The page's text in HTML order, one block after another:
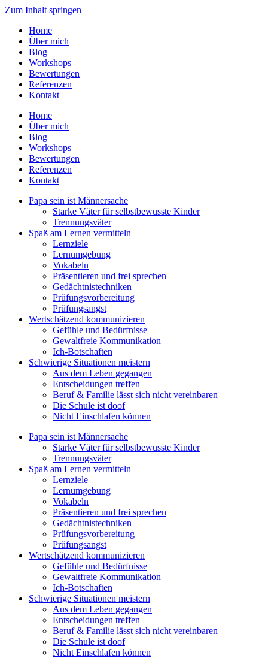
Zum Inhalt springen
Home
Über mich
Blog
Workshops
Bewertungen
Referenzen
Kontakt
Home
Über mich
Blog
Workshops
Bewertungen
Referenzen
Kontakt
Papa sein ist Männersache
Starke Väter für selbstbewusste Kinder
Trennungsväter
Spaß am Lernen vermitteln
Lernziele
Lernumgebung
Vokabeln
Präsentieren und frei sprechen
Gedächtnistechniken
Prüfungsvorbereitung
Prüfungsangst
Wertschätzend kommunizieren
Gefühle und Bedürfnisse
Gewaltfreie Kommunikation
Ich-Botschaften
Schwierige Situationen meistern
Aus dem Leben gegangen
Entscheidungen treffen
Beruf & Familie lässt sich nicht vereinbaren
Die Schule ist doof
Nicht Einschlafen können
Papa sein ist Männersache
Starke Väter für selbstbewusste Kinder
Trennungsväter
Spaß am Lernen vermitteln
Lernziele
Lernumgebung
Vokabeln
Präsentieren und frei sprechen
Gedächtnistechniken
Prüfungsvorbereitung
Prüfungsangst
Wertschätzend kommunizieren
Gefühle und Bedürfnisse
Gewaltfreie Kommunikation
Ich-Botschaften
Schwierige Situationen meistern
Aus dem Leben gegangen
Entscheidungen treffen
Beruf & Familie lässt sich nicht vereinbaren
Die Schule ist doof
Nicht Einschlafen können